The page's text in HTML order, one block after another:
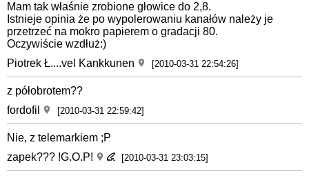
Mam tak właśnie zrobione głowice do 2,8.
Istnieje opinia że po wypolerowaniu kanałów należy je
przetrzeć na mokro papierem o gradacji 80.
Oczywiście wzdłuż:)
Piotrek Ł....vel Kankkunen
[2010-03-31 22:54:26]
z półobrotem??
fordofil
[2010-03-31 22:59:42]
Nie, z telemarkiem ;P
zapek??? !G.O.P!
[2010-03-31 23:03:15]